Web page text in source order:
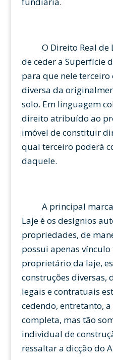
O Direito Real de
de ceder a Superfície
para que nele
diversa da
solo. Em linguagem
direito atribuído ao
imóvel de constituir
qual terceiro poderá
daquele.
A principal marca
Laje é os desígnios
propriedades, de
possui apenas vínculo
proprietário da laje,
construções diversas,
legais e contratuais
cedendo, entretanto,
completa, mas tão
individual de
ressaltar a dicção do